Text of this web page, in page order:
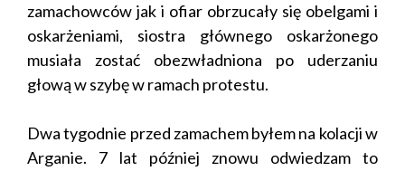
zamachowców jak i ofiar obrzucały się obelgami i
oskarżeniami, siostra głównego oskarżonego
musiała zostać obezwładniona po uderzaniu
głową w szybę w ramach protestu.
Dwa tygodnie przed zamachem byłem na kolacji w
Arganie. 7 lat później znowu odwiedzam to